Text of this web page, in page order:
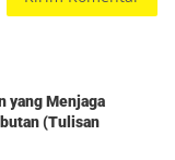
yang Menjaga
(Tulisan